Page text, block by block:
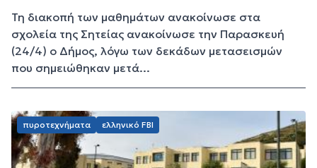
Τη διακοπή των μαθημάτων ανακοίνωσε στα
σχολεία της Σητείας ανακοίνωσε την Παρασκευή
(24/4) ο Δήμος, λόγω των δεκάδων μετασεισμών
που σημειώθηκαν μετά...
πυροτεχνήματα ελληνικό FBI